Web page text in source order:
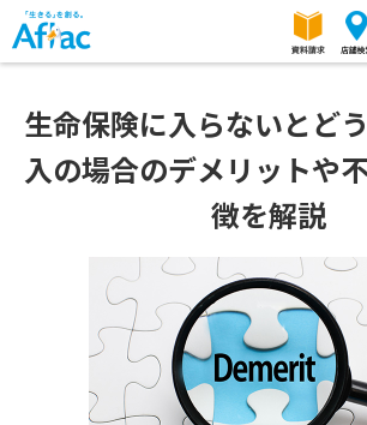
生命保険に入らないとど
入の場合のデメリットや
徴を解説